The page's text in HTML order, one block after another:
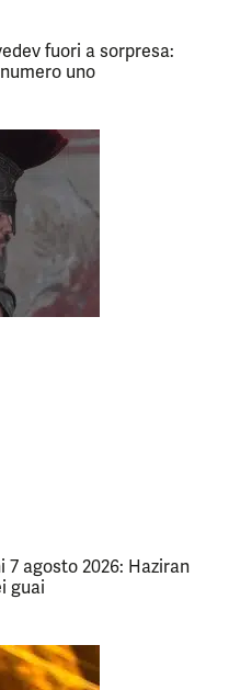
fuori a sorpresa:
uno
7 agosto 2026: Haziran
guai